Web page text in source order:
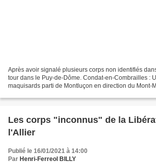
Après avoir signalé plusieurs corps non identifiés
tour dans le Puy-de-Dôme. Condat-en-Combrailles :
maquisards parti de Montluçon en direction du Mont-
Les corps "inconnus" de la
l'Allier
Publié le 16/01/2021 à 14:00
Par Henri-Ferreol BILLY